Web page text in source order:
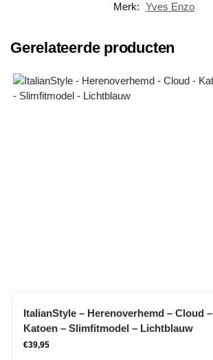
Merk: Yves Enzo
Gerelateerde producten
ItalianStyle – Herenoverhemd – Cloud –
Katoen – Slimfitmodel – Lichtblauw
€39,95